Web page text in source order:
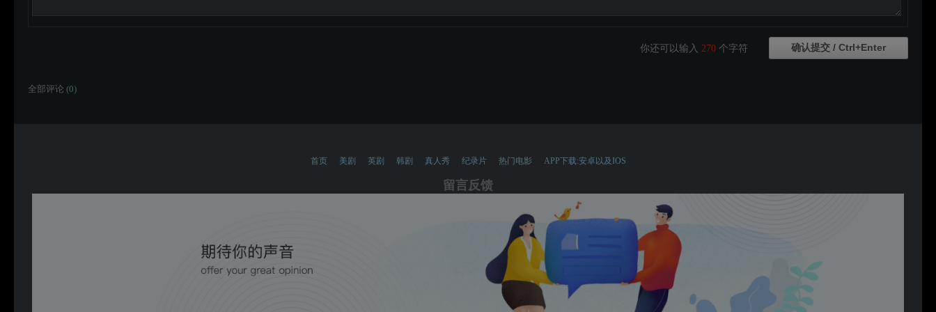
你还可以输入 270 个字符
全部评论 (0)
首页 美剧 英剧 韩剧 真人秀 纪录片 热门电影 APP下载:安卓以及IOS
留言反馈